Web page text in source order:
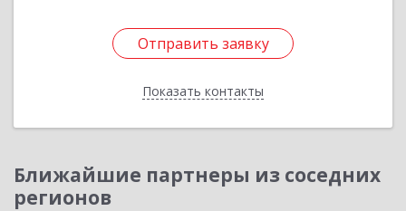
Отправить заявку
Показать контакты
Отправить заявку
Назад
Ближайшие партнеры из соседних
регионов